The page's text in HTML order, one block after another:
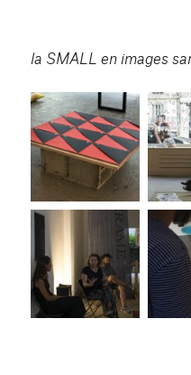
la SMALL en images